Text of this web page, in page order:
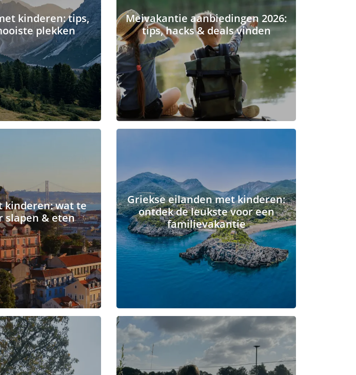
kinderen: tips,
plekken
Meivakantie aanbiedingen 2026:
tips, hacks & deals vinden
kinderen: wat te
slapen & eten
Griekse eilanden met kinderen:
ontdek de leukste voor een
familievakantie